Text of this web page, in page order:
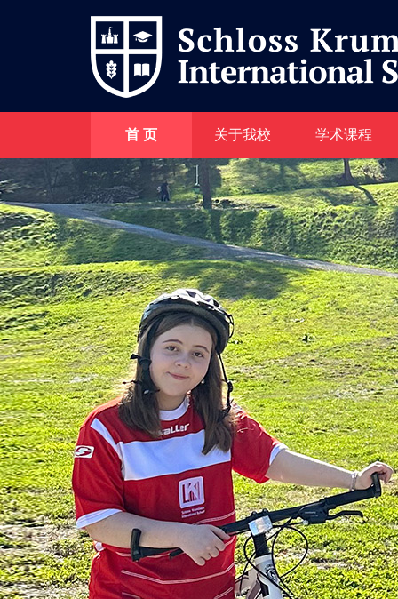
首 页 关于我校 学术课程